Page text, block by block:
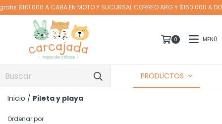
ARG Y $150.000 A DOMICILIO
0 MENÚ
PRODUCTOS
Inicio / Pileta y playa
Ordenar por